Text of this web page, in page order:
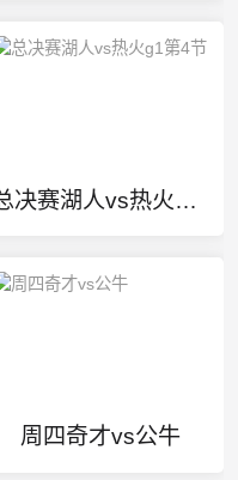
总决赛湖人vs热火g1第4节
周四奇才vs公牛